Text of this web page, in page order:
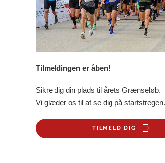
Tilmeldingen er åben!
Sikre dig din plads til årets Grænseløb.
Vi glæder os til at se dig på startstregen.
TILMELD DIG